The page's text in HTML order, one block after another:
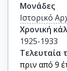
Μονάδες
Ιστορικό
Χρονική
1925-1933
Τελευταία
πριν από 9